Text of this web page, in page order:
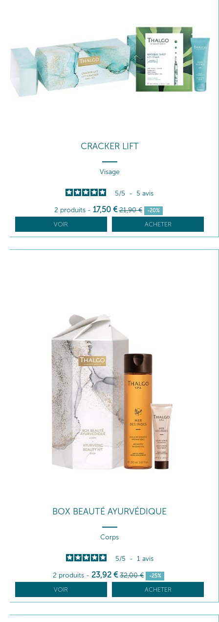
CRACKER LIFT
Visage
5/5 - 5 avis
2 produits - 17,50 € 21,90 € -20%
VOIR ACHETER
BOX BEAUTÉ AYURVÉDIQUE
Corps
5/5 - 1 avis
2 produits - 23,92 € 32,00 € -25%
VOIR ACHETER